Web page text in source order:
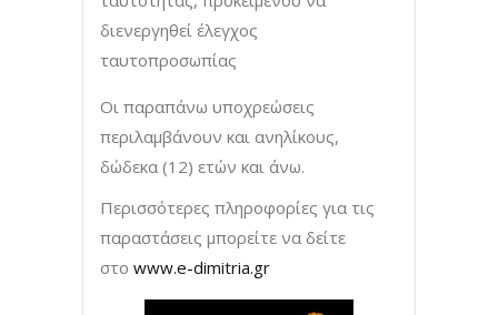
διενεργηθεί έλεγχος
ταυτοπροσωπίας
Οι παραπάνω υποχρεώσεις
περιλαμβάνουν και ανηλίκους,
δώδεκα (12) ετών και άνω.
Περισσότερες πληροφορίες για τις
παραστάσεις μπορείτε να δείτε
στο www.e-dimitria.gr